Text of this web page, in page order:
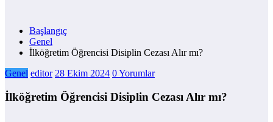
Başlangıç
Genel
İlköğretim Öğrencisi Disiplin Cezası Alır mı?
Genel editor 28 Ekim 2024 0 Yorumlar
İlköğretim Öğrencisi Disiplin Cezası Alır mı?